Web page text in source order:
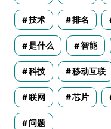
技术 排名
是什么 智能
科技 移动互联
联网 芯片
问题